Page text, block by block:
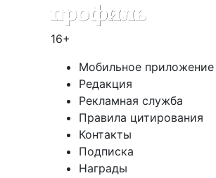
16+
Мобильное приложение
Редакция
Рекламная служба
Правила цитирования
Контакты
Подписка
Награды